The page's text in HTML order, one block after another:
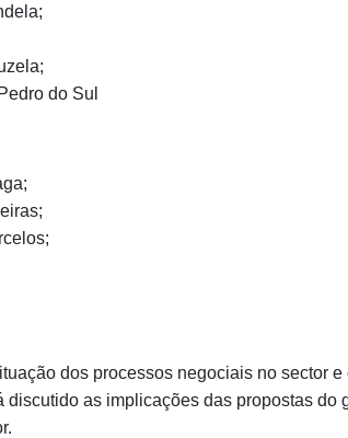
do Sul
dos processos negociais no sector
as implicações das propostas do